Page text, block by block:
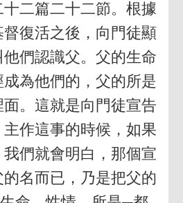
二篇二十二節。根據
復活之後，向門徒顯
們認識父。父的生命
為他們的，父的所是
。這就是向門徒宣告
作這事的時候，如果
們就會明白，那個宣
名而已，乃是把父的